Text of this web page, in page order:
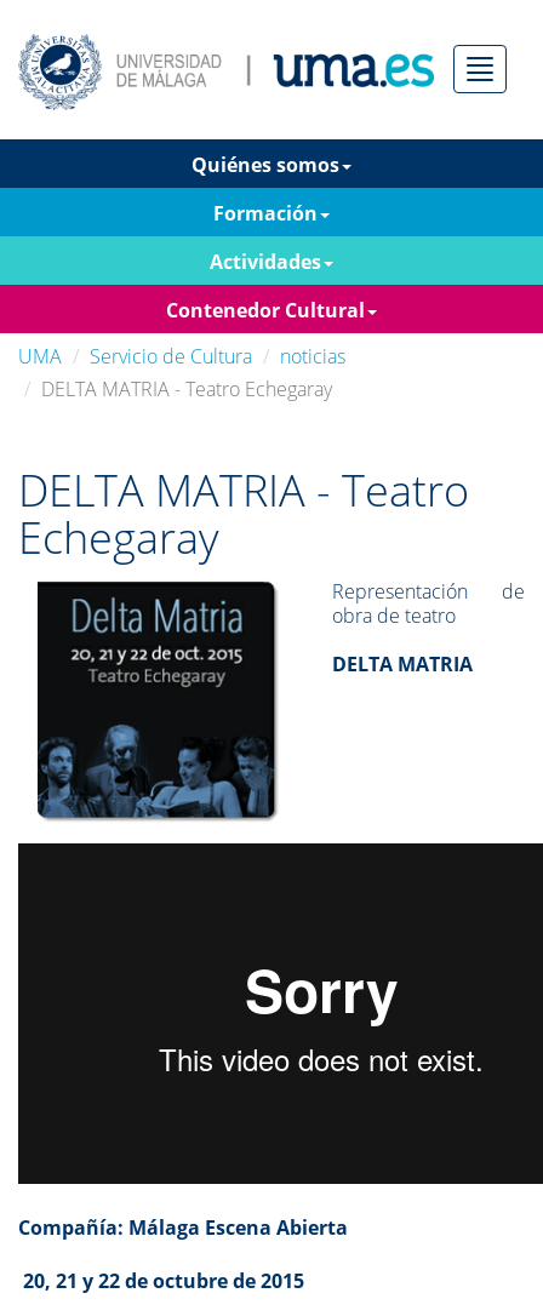
Menú
Quiénes somos
Formación
Actividades
Contenedor Cultural
UMA
Servicio de Cultura
noticias
DELTA MATRIA - Teatro Echegaray
DELTA MATRIA - Teatro
Echegaray
Representación de
obra de teatro
DELTA MATRIA
Compañía: Málaga Escena Abierta
20, 21 y 22 de octubre de 2015